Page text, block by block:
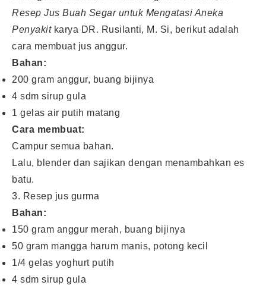
Resep Jus Buah Segar untuk Mengatasi Aneka
Penyakitkarya DR. Rusilanti, M. Si, berikut adalah
cara membuat jus anggur.
Bahan:
200 gram anggur, buang bijinya
4 sdm sirup gula
1 gelas air putih matang
Cara membuat:
Campur semua bahan.
Lalu, blender dan sajikan dengan menambahkan es
batu.
3. Resep jus gurma
Bahan:
150 gram anggur merah, buang bijinya
50 gram mangga harum manis, potong kecil
1/4 gelas yoghurt putih
4 sdm sirup gula